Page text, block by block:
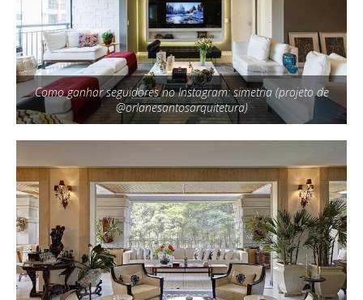
Como ganhar seguidores no Instagram: simetria (projeto de
@orlanesantosarquitetura)